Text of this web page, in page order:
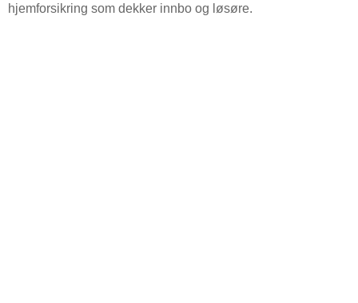
hjemforsikring som dekker innbo og løsøre.